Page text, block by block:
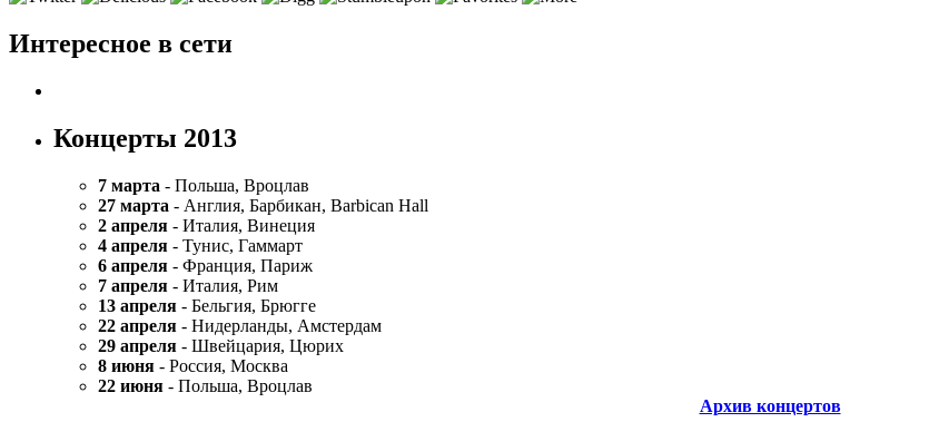
Интересное в сети
Концерты 2013
7 марта - Польша, Вроцлав
27 марта - Англия, Барбикан, Barbican Hall
2 апреля - Италия, Винеция
4 апреля - Тунис, Гаммарт
6 апреля - Франция, Париж
7 апреля - Италия, Рим
13 апреля - Бельгия, Брюгге
22 апреля - Нидерланды, Амстердам
29 апреля - Швейцария, Цюрих
8 июня - Россия, Москва
22 июня - Польша, Вроцлав
Архив концертов